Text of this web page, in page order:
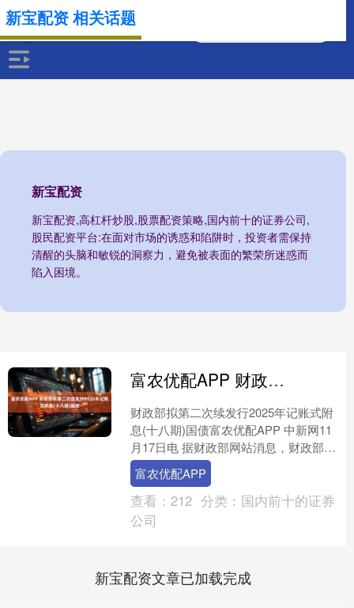
新宝配资
新宝配资,高杠杆炒股,股票配资策略,国内前十的证券公司,
股民配资平台:在面对市场的诱惑和陷阱时，投资者需保持
清醒的头脑和敏锐的洞察力，避免被表面的繁荣所迷惑而
陷入困境。
新宝配资 相关话题
富农优配APP 财政部拟第二次续发行2025年记账式附息(十八期)国债
财政部拟第二次续发行2025年记账式附
息(十八期)国债富农优配APP 中新网11
月17日电 据财政部网站消息，财政部拟
第二次续发行2025年记账式附息(十八
期)....
富农优配APP
查看： 212 分类： 国内前十的证券
公司
新宝配资文章已加载完成